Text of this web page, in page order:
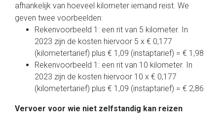
afhankelijk van hoeveel kilometer iemand reist. We
geven twee voorbeelden:
Rekenvoorbeeld 1: een rit van 5 kilometer. In
2023 zijn de kosten hiervoor 5 x € 0,177
(kilometertarief) plus € 1,09 (instaptarief) = € 1,98
Rekenvoorbeeld 1: een rit van 10 kilometer. In
2023 zijn de kosten hiervoor 10 x € 0,177
(kilometertarief) plus € 1,09 (instaptarief) = € 2,86
Vervoer voor wie niet zelfstandig kan reizen